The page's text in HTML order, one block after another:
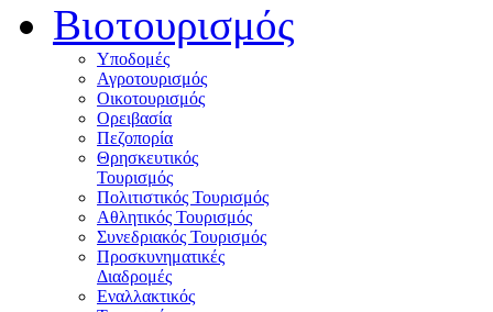
Βιοτουρισμός
Υποδομές
Αγροτουρισμός
Οικοτουρισμός
Ορειβασία
Πεζοπορία
Θρησκευτικός
Τουρισμός
Πολιτιστικός Τουρισμός
Αθλητικός Τουρισμός
Συνεδριακός Τουρισμός
Προσκυνηματικές
Διαδρομές
Εναλλακτικός